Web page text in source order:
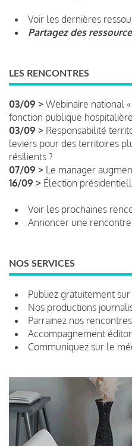
Voir les dernières
Partagez des
LES RENCONTRES
03/09 > Webinaire national
fonction publique
03/09 > Responsabilité
leviers pour des territoires
résilients ?
07/09 > Le manager
16/09 > Élection
Voir les prochaines
Annoncer une rencontre
NOS SERVICES
Publiez gratuitement
Nos productions
Parrainez nos rencontres
Accompagnement
Communiquez sur le